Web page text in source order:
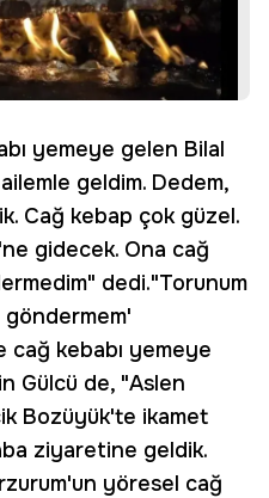
yemeye gelen Bilal
geldim. Dedem,
Cağ kebap çok güzel.
gidecek. Ona cağ
dedi."Torunum
göndermem'
kebabı yemeye
Gülcü de, "Aslen
Bozüyük'te ikamet
ziyaretine geldik.
yöresel cağ